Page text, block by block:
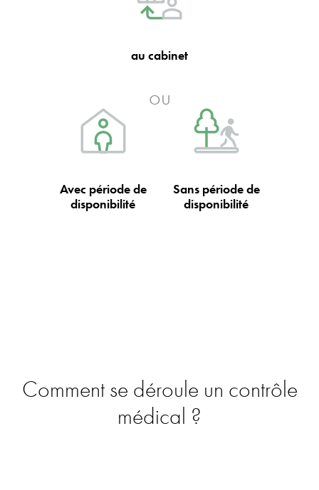
au cabinet
Avec période de
disponibilité
ou
Sans période de
disponibilité
Comment se déroule un contrôle
médical ?